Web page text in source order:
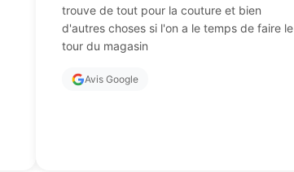
trouve de tout pour la couture et bien
d'autres choses si l'on a le temps de faire le
tour du magasin
Avis Google